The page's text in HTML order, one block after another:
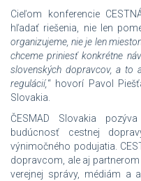
Cieľom konferencie
hľadať riešenia, nie len
organizujeme, nie je len
chceme priniesť konkrétne
slovenských dopravcov, a to
regulácií,“ hovorí Pavol
Slovakia.
ČESMAD Slovakia
budúcnosť cestnej
výnimočného podujatia.
dopravcom, ale aj
verejnej správy, médiám a